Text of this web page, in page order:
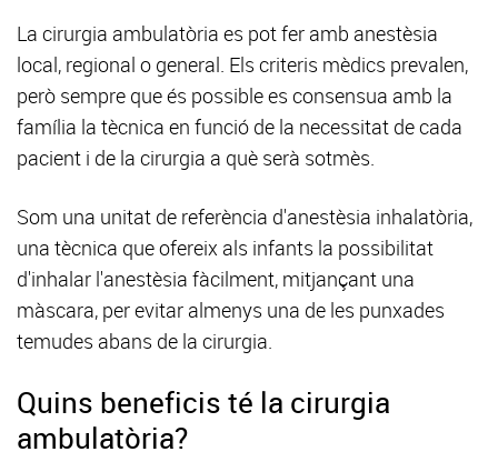
La cirurgia ambulatòria es pot fer amb anestèsia
local, regional o general. Els criteris mèdics prevalen,
però sempre que és possible es consensua amb la
família la tècnica en funció de la necessitat de cada
pacient i de la cirurgia a què serà sotmès.
Som una unitat de referència d'anestèsia inhalatòria,
una tècnica que ofereix als infants la possibilitat
d'inhalar l'anestèsia fàcilment, mitjançant una
màscara, per evitar almenys una de les punxades
temudes abans de la cirurgia.
Quins beneficis té la cirurgia
ambulatòria?